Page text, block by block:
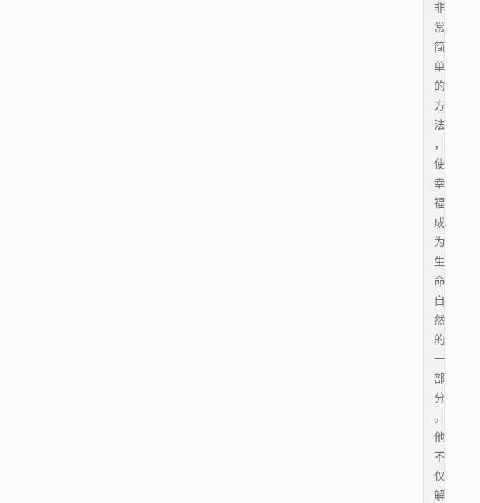
非
常
简
单
的
方
法
，
使
幸
福
成
为
生
命
自
然
的
一
部
分
。
他
不
仅
解